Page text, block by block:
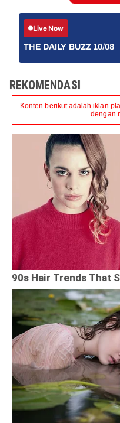
Live Now
THE DAILY BUZZ 10/08